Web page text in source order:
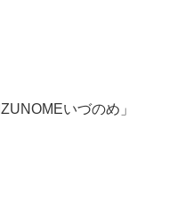
いづのめ」